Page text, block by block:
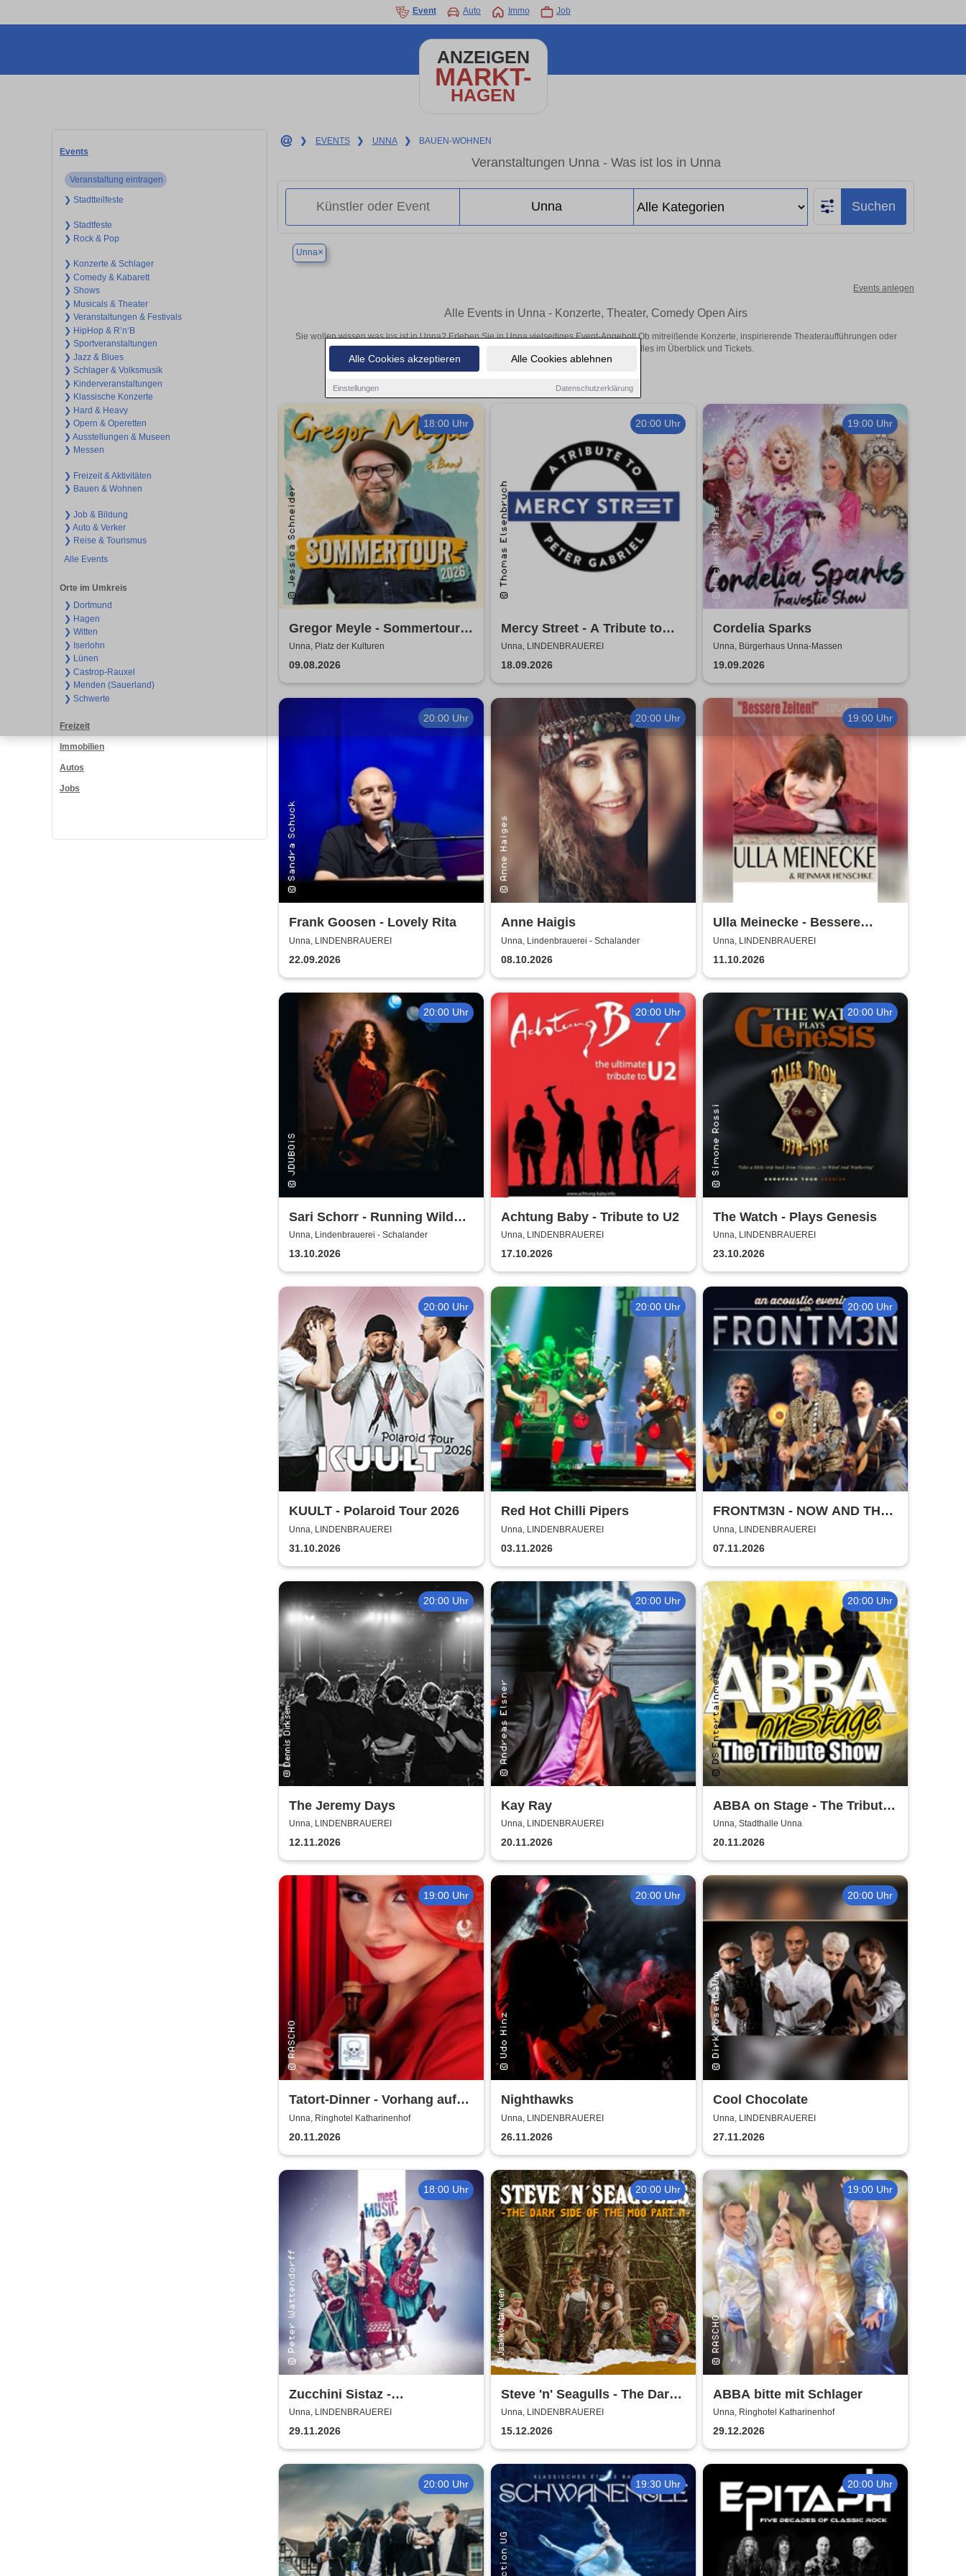
Alle Cookies akzeptieren Alle Cookies ablehnen
Einstellungen Datenschutzerklärung
Event Auto Immo Job
ANZEIGEN
MARKT-
HAGEN
Events
Veranstaltung eintragen
❯ Stadtteilfeste
❯ Stadtfeste
❯ Rock & Pop
❯ Konzerte & Schlager
❯ Comedy & Kabarett
❯ Shows
❯ Musicals & Theater
❯ Veranstaltungen & Festivals
❯ HipHop & R’n‘B
❯ Sportveranstaltungen
❯ Jazz & Blues
❯ Schlager & Volksmusik
❯ Kinderveranstaltungen
❯ Klassische Konzerte
❯ Hard & Heavy
❯ Opern & Operetten
❯ Ausstellungen & Museen
❯ Messen
❯ Freizeit & Aktivitäten
❯ Bauen & Wohnen
❯ Job & Bildung
❯ Auto & Verker
❯ Reise & Tourismus
Alle Events
Orte im Umkreis
❯ Dortmund
❯ Hagen
❯ Witten
❯ Iserlohn
❯ Lünen
❯ Castrop-Rauxel
❯ Menden (Sauerland)
❯ Schwerte
Freizeit
Immobilien
Autos
Jobs
❯ EVENTS ❯ UNNA ❯ BAUEN-WOHNEN
Veranstaltungen Unna - Was ist los in Unna
Suchen
Unna×
Events anlegen
Alle Events in Unna - Konzerte, Theater, Comedy Open Airs
Sie wollen wissen was los ist in Unna? Erleben Sie in Unna vielseitiges Event-Angebot! Ob mitreißende Konzerte, inspirierende Theateraufführungen oder
aufregende Veranstaltungen in Unna – hier finden alles im Überblick und Tickets.
18:00 Uhr
Gregor Meyle - Sommertour
2026
Unna, Platz der Kulturen
09.08.2026
20:00 Uhr
Mercy Street - A Tribute to
Peter Gabriel
Unna, LINDENBRAUEREI
18.09.2026
19:00 Uhr
Cordelia Sparks
Unna, Bürgerhaus Unna-Massen
19.09.2026
20:00 Uhr
Frank Goosen - Lovely Rita
Unna, LINDENBRAUEREI
22.09.2026
20:00 Uhr
Anne Haigis
Unna, Lindenbrauerei - Schalander
08.10.2026
19:00 Uhr
Ulla Meinecke - Bessere
Zeiten Tour
Unna, LINDENBRAUEREI
11.10.2026
20:00 Uhr
Sari Schorr - Running Wild
Tour 2026
Unna, Lindenbrauerei - Schalander
13.10.2026
20:00 Uhr
Achtung Baby - Tribute to U2
Unna, LINDENBRAUEREI
17.10.2026
20:00 Uhr
The Watch - Plays Genesis
Unna, LINDENBRAUEREI
23.10.2026
20:00 Uhr
KUULT - Polaroid Tour 2026
Unna, LINDENBRAUEREI
31.10.2026
20:00 Uhr
Red Hot Chilli Pipers
Unna, LINDENBRAUEREI
03.11.2026
20:00 Uhr
FRONTM3N - NOW AND TH3N
- Tour 2026
Unna, LINDENBRAUEREI
07.11.2026
20:00 Uhr
The Jeremy Days
Unna, LINDENBRAUEREI
12.11.2026
20:00 Uhr
Kay Ray
Unna, LINDENBRAUEREI
20.11.2026
20:00 Uhr
ABBA on Stage - The Tribute
Show
Unna, Stadthalle Unna
20.11.2026
19:00 Uhr
Tatort-Dinner - Vorhang auf
für Mord
Unna, Ringhotel Katharinenhof
20.11.2026
20:00 Uhr
Nighthawks
Unna, LINDENBRAUEREI
26.11.2026
20:00 Uhr
Cool Chocolate
Unna, LINDENBRAUEREI
27.11.2026
18:00 Uhr
Zucchini Sistaz -
Weihnachten mit den
Zucchini Sistaz
Unna, LINDENBRAUEREI
29.11.2026
20:00 Uhr
Steve 'n' Seagulls - The Dark
Side of the Moo Part II
Unna, LINDENBRAUEREI
15.12.2026
19:00 Uhr
ABBA bitte mit Schlager
Unna, Ringhotel Katharinenhof
29.12.2026
20:00 Uhr 19:30 Uhr 20:00 Uhr